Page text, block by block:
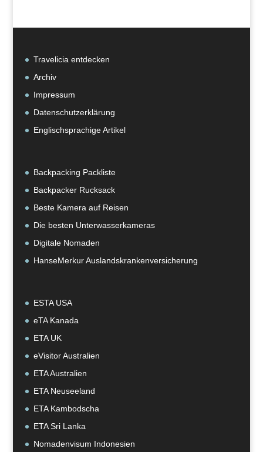
Travelicia entdecken
Archiv
Impressum
Datenschutzerklärung
Englischsprachige Artikel
Backpacking Packliste
Backpacker Rucksack
Beste Kamera auf Reisen
Die besten Unterwasserkameras
Digitale Nomaden
HanseMerkur Auslandskrankenversicherung
ESTA USA
eTA Kanada
ETA UK
eVisitor Australien
ETA Australien
ETA Neuseeland
ETA Kambodscha
ETA Sri Lanka
Nomadenvisum Indonesien